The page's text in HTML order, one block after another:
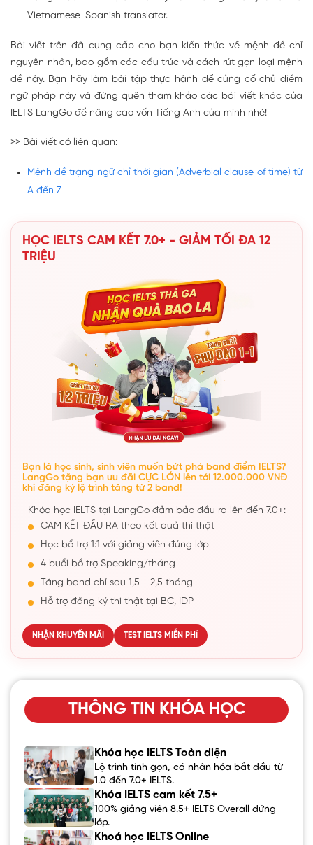
Vietnamese-Spanish translator.
Bài viết trên đã cung cấp cho bạn kiến thức về mệnh đề chỉ
nguyên nhân, bao gồm các cấu trúc và cách rút gọn loại mệnh
đề này. Bạn hãy làm bài tập thực hành để củng cố chủ điểm
ngữ pháp này và đừng quên tham khảo các bài viết khác của
IELTS LangGo để nâng cao vốn Tiếng Anh của mình nhé!
>> Bài viết có liên quan:
Mệnh đề trạng ngữ chỉ thời gian (Adverbial clause of time) từ
A đến Z
HỌC IELTS CAM KẾT 7.0+ - GIẢM TỐI ĐA 12
TRIỆU
Bạn là học sinh, sinh viên muốn bứt phá band điểm IELTS?
LangGo tặng bạn ưu đãi CỰC LỚN lên tới 12.000.000 VNĐ
khi đăng ký lộ trình tăng từ 2 band!
Khóa học IELTS tại LangGo đảm bảo đầu ra lên đến 7.0+:
CAM KẾT ĐẦU RA theo kết quả thi thật
Học bổ trợ 1:1 với giảng viên đứng lớp
4 buổi bổ trợ Speaking/tháng
Tăng band chỉ sau 1,5 - 2,5 tháng
Hỗ trợ đăng ký thi thật tại BC, IDP
NHẬN KHUYẾN MÃI TEST IELTS MIỄN PHÍ
THÔNG TIN KHÓA HỌC
Khóa học IELTS Toàn diện
Lộ trình tinh gọn, cá nhân hóa bắt đầu từ
1.0 đến 7.0+ IELTS.
Khóa IELTS cam kết 7.5+
100% giảng viên 8.5+ IELTS Overall đứng
lớp.
Khoá học IELTS Online